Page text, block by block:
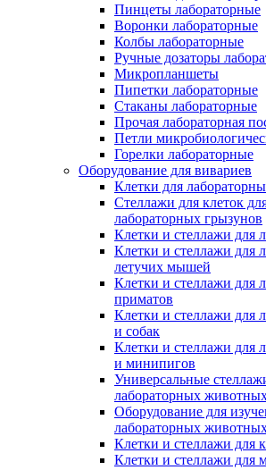
Пинцеты лабораторные
Воронки лабораторные
Колбы лабораторные
Ручные дозаторы
Микропланшеты
Пипетки лабораторные
Стаканы лабораторные
Прочая лабораторная
Петли
Горелки лабораторные
Оборудование для вивариев
Клетки для
Стеллажи для клеток
лабораторных грызунов
Клетки и стеллажи для
Клетки и стеллажи для
летучих мышей
Клетки и стеллажи для
приматов
Клетки и стеллажи для
и собак
Клетки и стеллажи для
и минипигов
Универсальные
лабораторных
Оборудование для
лабораторных
Клетки и стеллажи для
Клетки и стеллажи для